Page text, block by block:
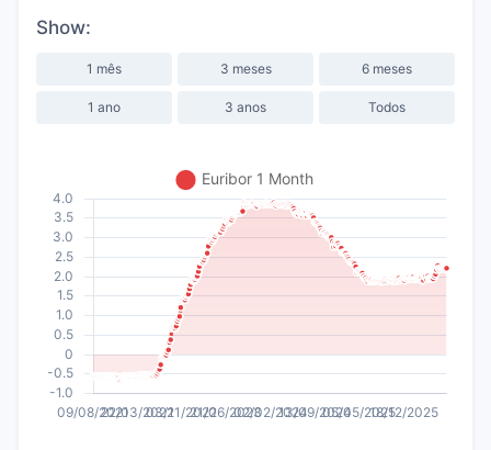
Show:
1 mês 3 meses 6 meses
1 ano 3 anos Todos